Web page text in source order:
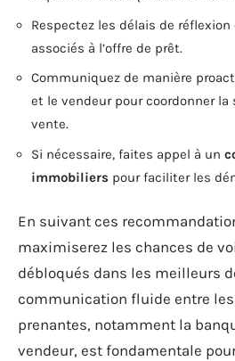
Respectez les délais de
associés à l’offre de prêt.
Communiquez de manière
et le vendeur pour coordonner la
vente.
Si nécessaire, faites appel à un
immobiliers pour faciliter les
En suivant ces
maximiserez les chances de
débloqués dans les meilleurs
communication fluide entre
prenantes, notamment la
vendeur, est fondamentale